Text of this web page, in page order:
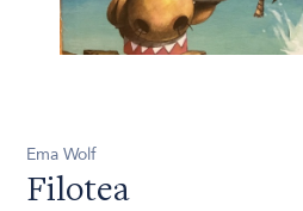
Ema Wolf
Filotea